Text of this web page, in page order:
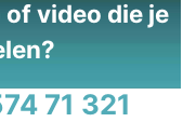
video die je
71 321